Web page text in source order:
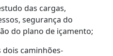
das cargas,
segurança do
do plano de içamento;
dois caminhões-